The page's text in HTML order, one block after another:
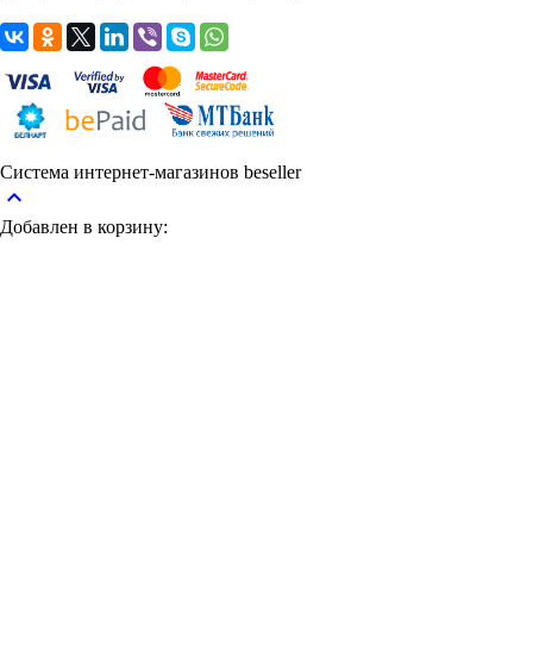
Система интернет-магазинов beseller
keyboard_arrow_up
Добавлен в корзину: